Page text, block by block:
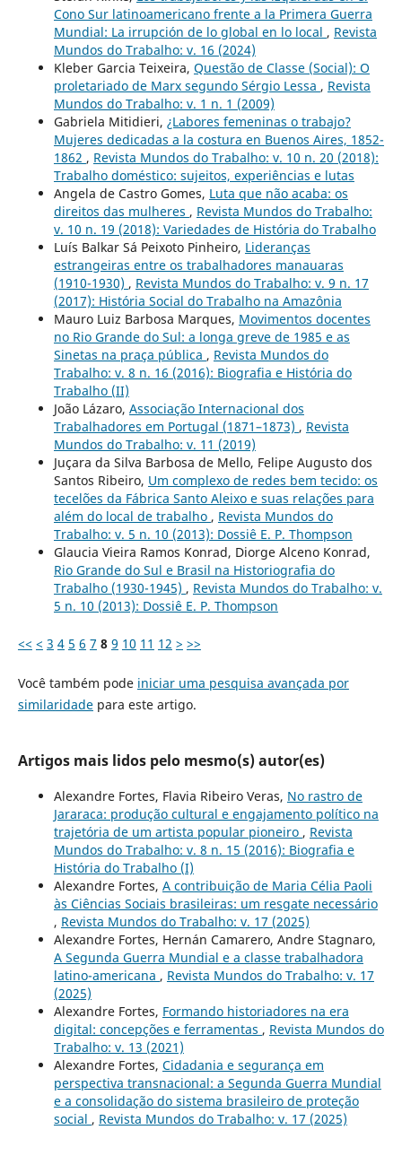
Cono Sur latinoamericano frente a la Primera Guerra
Mundial: La irrupción de lo global en lo local , Revista
Mundos do Trabalho: v. 16 (2024)
Kleber Garcia Teixeira, Questão de Classe (Social): O
proletariado de Marx segundo Sérgio Lessa , Revista
Mundos do Trabalho: v. 1 n. 1 (2009)
Gabriela Mitidieri, ¿Labores femeninas o trabajo?
Mujeres dedicadas a la costura en Buenos Aires, 1852-
1862 , Revista Mundos do Trabalho: v. 10 n. 20 (2018):
Trabalho doméstico: sujeitos, experiências e lutas
Angela de Castro Gomes, Luta que não acaba: os
direitos das mulheres , Revista Mundos do Trabalho:
v. 10 n. 19 (2018): Variedades de História do Trabalho
Luís Balkar Sá Peixoto Pinheiro, Lideranças
estrangeiras entre os trabalhadores manauaras
(1910-1930) , Revista Mundos do Trabalho: v. 9 n. 17
(2017): História Social do Trabalho na Amazônia
Mauro Luiz Barbosa Marques, Movimentos docentes
no Rio Grande do Sul: a longa greve de 1985 e as
Sinetas na praça pública , Revista Mundos do
Trabalho: v. 8 n. 16 (2016): Biografia e História do
Trabalho (II)
João Lázaro, Associação Internacional dos
Trabalhadores em Portugal (1871–1873) , Revista
Mundos do Trabalho: v. 11 (2019)
Juçara da Silva Barbosa de Mello, Felipe Augusto dos
Santos Ribeiro, Um complexo de redes bem tecido: os
tecelões da Fábrica Santo Aleixo e suas relações para
além do local de trabalho , Revista Mundos do
Trabalho: v. 5 n. 10 (2013): Dossiê E. P. Thompson
Glaucia Vieira Ramos Konrad, Diorge Alceno Konrad,
Rio Grande do Sul e Brasil na Historiografia do
Trabalho (1930-1945) , Revista Mundos do Trabalho: v.
5 n. 10 (2013): Dossiê E. P. Thompson
<< < 3 4 5 6 7 8 9 10 11 12 > >>
Você também pode iniciar uma pesquisa avançada por
similaridadepara este artigo.
Artigos mais lidos pelo mesmo(s) autor(es)
Alexandre Fortes, Flavia Ribeiro Veras, No rastro de
Jararaca: produção cultural e engajamento político na
trajetória de um artista popular pioneiro , Revista
Mundos do Trabalho: v. 8 n. 15 (2016): Biografia e
História do Trabalho (I)
Alexandre Fortes, A contribuição de Maria Célia Paoli
às Ciências Sociais brasileiras: um resgate necessário
, Revista Mundos do Trabalho: v. 17 (2025)
Alexandre Fortes, Hernán Camarero, Andre Stagnaro,
A Segunda Guerra Mundial e a classe trabalhadora
latino-americana , Revista Mundos do Trabalho: v. 17
(2025)
Alexandre Fortes, Formando historiadores na era
digital: concepções e ferramentas , Revista Mundos do
Trabalho: v. 13 (2021)
Alexandre Fortes, Cidadania e segurança em
perspectiva transnacional: a Segunda Guerra Mundial
e a consolidação do sistema brasileiro de proteção
social , Revista Mundos do Trabalho: v. 17 (2025)